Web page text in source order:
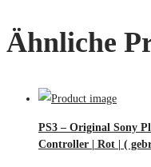
Ähnliche
PS3 – Original Sony
Controller | Rot | (